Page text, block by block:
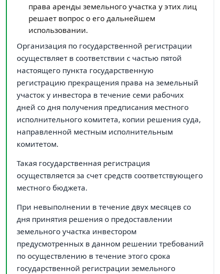
права аренды земельного участка у этих лиц
решает вопрос о его дальнейшем
использовании.
Организация по государственной регистрации
осуществляет в соответствии с частью пятой
настоящего пункта государственную
регистрацию прекращения права на земельный
участок у инвестора в течение семи рабочих
дней со дня получения предписания местного
исполнительного комитета, копии решения суда,
направленной местным исполнительным
комитетом.
Такая государственная регистрация
осуществляется за счет средств соответствующего
местного бюджета.
При невыполнении в течение двух месяцев со
дня принятия решения о предоставлении
земельного участка инвестором
предусмотренных в данном решении требований
по осуществлению в течение этого срока
государственной регистрации земельного